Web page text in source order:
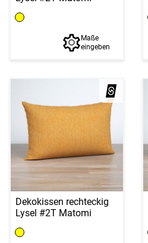
Maße
eingeben
Dekokissen rechteckig
Lysel #2T Matomi